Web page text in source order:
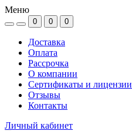
Меню
0 0 0
Доставка
Оплата
Рассрочка
О компании
Сертификаты и лицензии
Отзывы
Контакты
Личный кабинет